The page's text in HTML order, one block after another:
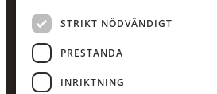
STRIKT NÖDVÄNDIGT
PRESTANDA
INRIKTNING